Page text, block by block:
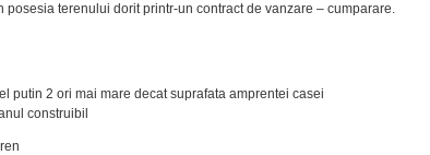
terenului dorit printr-un contract de vanzare – cumparare.
putin 2 ori mai mare decat suprafata amprentei casei
construibil